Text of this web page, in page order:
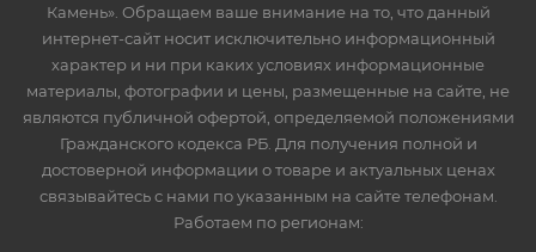
Камень». Обращаем ваше внимание на то, что данный
интернет-сайт носит исключительно информационный
характер и ни при каких условиях информационные
материалы, фотографии и цены, размещенные на сайте, не
являются публичной офертой, определяемой положениями
Гражданского кодекса РБ. Для получения полной и
достоверной информации о товаре и актуальных ценах
связывайтесь с нами по указанным на сайте телефонам.
Работаем по регионам: